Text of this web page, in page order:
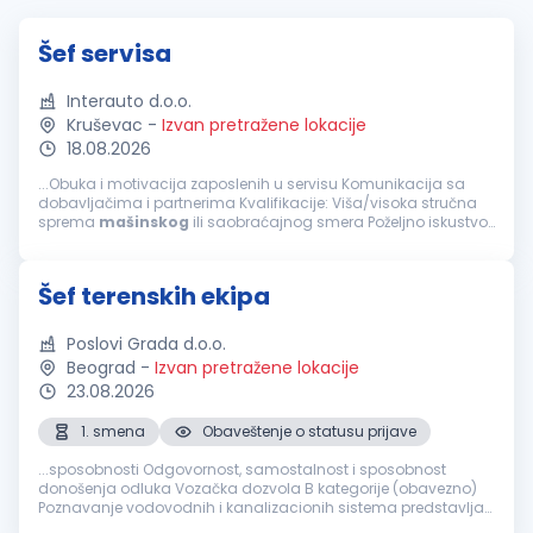
Šef servisa
Interauto d.o.o.
Kruševac - Izvan pretražene lokacije
18.08.2026
...Obuka i motivacija zaposlenih u servisu Komunikacija sa
dobavljačima i partnerima Kvalifikacije: Viša/visoka stručna
sprema mašinskog ili saobraćajnog smera Poželjno iskustvo
Šef terenskih ekipa
Poslovi Grada d.o.o.
Beograd - Izvan pretražene lokacije
23.08.2026
1. smena
Obaveštenje o statusu prijave
...sposobnosti Odgovornost, samostalnost i sposobnost
donošenja odluka Vozačka dozvola B kategorije (obavezno)
Poznavanje vodovodnih i kanalizacionih sistema predstavlja